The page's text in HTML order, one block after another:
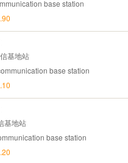
base station
基地站
base station
基地站
base station